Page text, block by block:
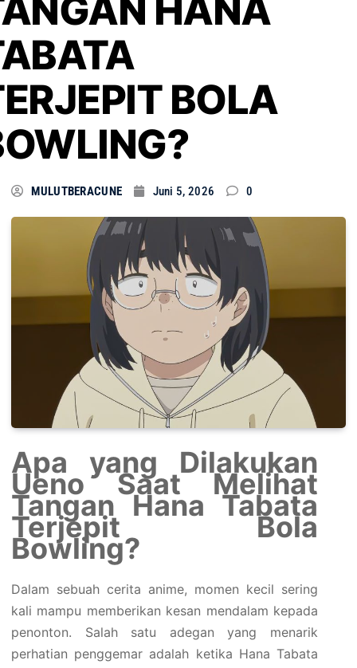
HANA
BOLA
MULUTBERACUNE Juni 5, 2026 0
Apa yang Dilakukan
Ueno Saat Melihat
Tangan Hana Tabata
Terjepit Bola
Bowling?
Dalam sebuah cerita anime, momen kecil sering
kali mampu memberikan kesan mendalam kepada
penonton. Salah satu adegan yang menarik
perhatian penggemar adalah ketika Hana Tabata